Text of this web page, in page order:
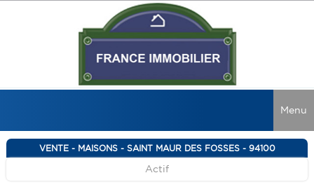
Menu
ACCUEILVENTE - MAISONS - SAINT MAUR DES FOSSES - 94100
Actif